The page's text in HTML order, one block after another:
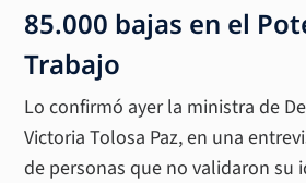
85.000 bajas en el
Trabajo
Lo confirmó ayer la ministra de
Victoria Tolosa Paz, en una
de personas que no validaron su